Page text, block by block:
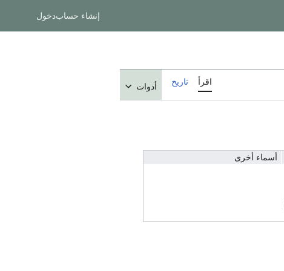
إنشاء حسابدخول
اقرأ تاريخ أدوات
أسماء أخرى